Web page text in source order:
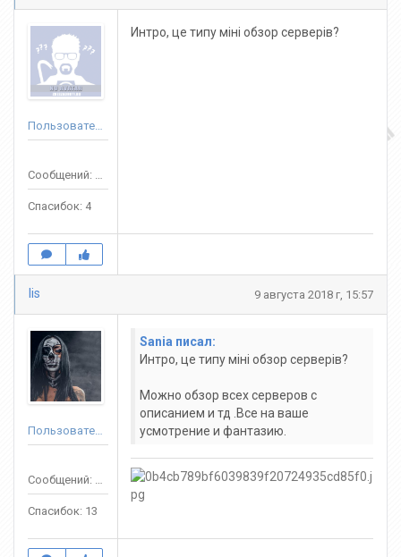
Пользователь
Сообщений: 50
Спасибок: 4
Интро, це типу міні обзор серверів?
lis 9 августа 2018 г, 15:57
Пользователь
Сообщений: 107
Спасибок: 13
Sania писал:
Интро, це типу міні обзор серверів?
Можно обзор всех серверов с
описанием и тд .Все на ваше
усмотрение и фантазию.